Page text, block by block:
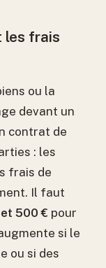
les frais
ou la
devant un
contrat de
: les
frais de
Il faut
500 € pour
si le
ou si des